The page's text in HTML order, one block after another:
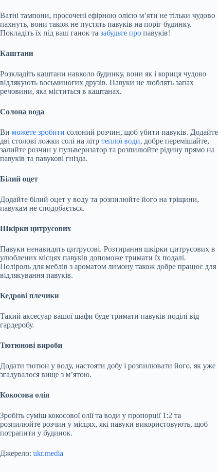
Ватні тампони, просочені ефірною олією м’яти не тільки чудово
пахнуть, вони також не пустять павуків на поріг будинку.
Покладіть їх під ваш ганок та забудьте про павуків!
Каштани
Розкладіть каштани навколо будинку, вони як і кориця чудово
відлякують восьминогих друзів. Павуки не люблять запах
речовини, яка міститься в каштанах.
Солона вода
Ви можете зробити солоний розчин, щоб убити павуків. Додайте
дві столові ложки солі на літр теплої води, добре перемішайте,
залийте розчин у пульверизатор та розпилюйте рідину прямо на
павуків та павукові гнізда.
Білий оцет
Додайте білий оцет у воду та розпилюйте його на тріщини,
павукам не сподобається.
Шкірки цитрусових
Павуки ненавидять цитрусові. Розтирання шкірки цитрусових в
улюблених місцях павуків допоможе тримати їх подалі.
Поліроль для меблів з ароматом лимону також добре працює для
відлякування павуків.
Кедрові плечики
Такий аксесуар вашої шафи буде тримати павуків поділі від
гардеробу.
Тютюнові вироби
Додати тютюн у воду, настояти добу і розпилювати його, як уже
згадувалося вище з м’ятою.
Кокосова олія
Зробіть суміш кокосової олії та води у пропорції 1:2 та
розпилюйте розчин у місцях, які павуки використовують, щоб
потрапити у будинок.
Джерело: ukr.media